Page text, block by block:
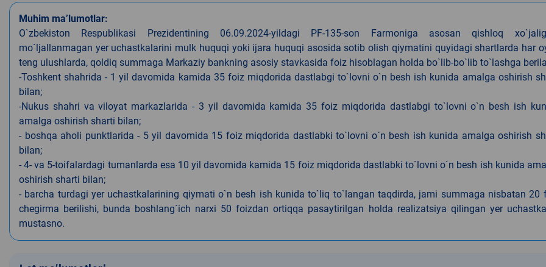
Muhim ma’lumotlar:
O`zbekiston Respublikasi Prezidentining 06.09.2024-yildagi PF-135-son Farmoniga asosan qishloq
mo`ljallanmagan yer uchastkalarini mulk huquqi yoki ijara huquqi asosida sotib olish qiymatini quyidagi shartlarda har
teng ulushlarda, qoldiq summaga Markaziy bankning asosiy stavkasida foiz hisoblagan holda bo`lib-bo`lib to`lashga
-Toshkent shahrida - 1 yil davomida kamida 35 foiz miqdorida dastlabgi to`lovni o`n besh ish kunida amalga oshirish
bilan;
-Nukus shahri va viloyat markazlarida - 3 yil davomida kamida 35 foiz miqdorida dastlabgi to`lovni o`n besh ish
amalga oshirish sharti bilan;
- boshqa aholi punktlarida - 5 yil davomida 15 foiz miqdorida dastlabki to`lovni o`n besh ish kunida amalga oshirish
bilan;
- 4- va 5-toifalardagi tumanlarda esa 10 yil davomida kamida 15 foiz miqdorida dastlabki to`lovni o`n besh ish kunida
oshirish sharti bilan;
- barcha turdagi yer uchastkalarining qiymati o`n besh ish kunida to`liq to`langan taqdirda, jami summaga nisbatan 20
chegirma berilishi, bunda boshlang`ich narxi 50 foizdan ortiqqa pasaytirilgan holda realizatsiya qilingan yer
mustasno.